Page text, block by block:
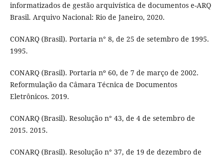
informatizados de gestão arquivística de documentos e-ARQ
Brasil. Arquivo Nacional: Rio de Janeiro, 2020.
CONARQ (Brasil). Portaria n° 8, de 25 de setembro de 1995.
1995.
CONARQ (Brasil). Portaria nº 60, de 7 de março de 2002.
Reformulação da Câmara Técnica de Documentos
Eletrônicos. 2019.
CONARQ (Brasil). Resolução n° 43, de 4 de setembro de
2015. 2015.
CONARQ (Brasil). Resolução n° 37, de 19 de dezembro de